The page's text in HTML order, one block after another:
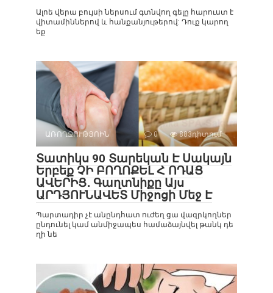
Ալոե վերա բույսի ներսում գտնվող գելը հարուստ է
վիտամիններով և հանքանյութերով: Դուք կարող
եք
ԱՌՈՂՋՈՒԹՅՈԻՆ 0 883դիտում
Տատիկս 90 Տարեկան Է Սակայն
Երբեք ՉԻ ԲՈՂՈՔԵԼ Հ ՈԴԱՑ
ԱՎԵՐԻՑ․ Գաղտնիքը Այս
ԱՐԴՅՈՒՆԱՎԵՏ Միջոցի Մեջ Է
Պարտադիր չէ անընդհատ ուժեղ ցա վազրկողներ
ընդունել կամ անմիջապես համաձայնվել թանկ դե
ղի նե